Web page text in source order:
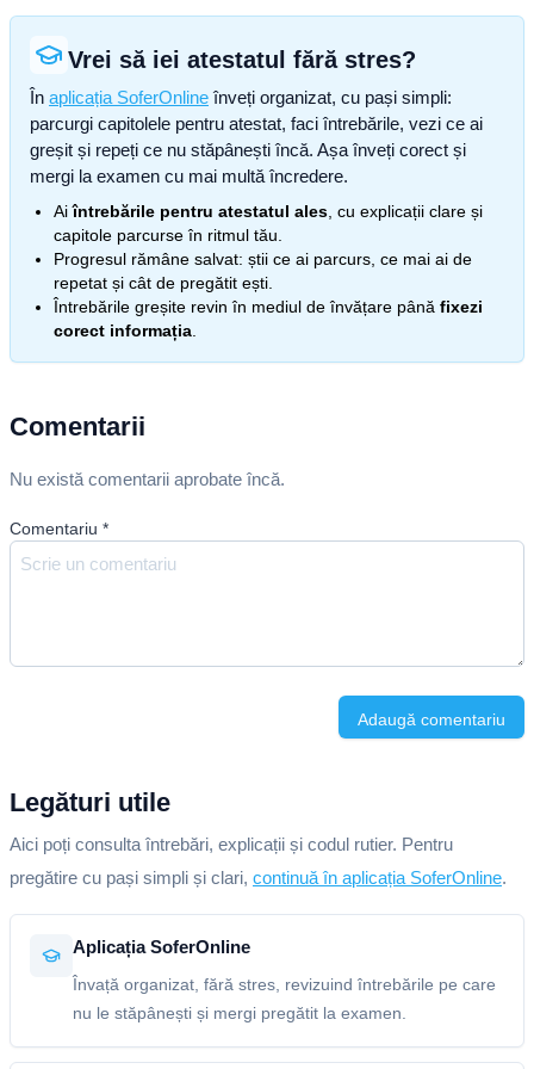
Vrei să iei atestatul fără stres?
În aplicația SoferOnline înveți organizat, cu pași simpli:
parcurgi capitolele pentru atestat, faci întrebările, vezi ce ai
greșit și repeți ce nu stăpânești încă. Așa înveți corect și
mergi la examen cu mai multă încredere.
Aiîntrebările pentru atestatul ales , cu explicații clare și
capitole parcurse în ritmul tău.
Progresul rămâne salvat: știi ce ai parcurs, ce mai ai de
repetat și cât de pregătit ești.
Întrebările greșite revin în mediul de învățare până fixezi
corect informația
Comentarii
Nu există comentarii aprobate încă.
Comentariu *
Adaugă comentariu
Legături utile
Aici poți consulta întrebări, explicații și codul rutier. Pentru
pregătire cu pași simpli și clari, continuă în aplicația SoferOnline.
Aplicația SoferOnline
Învață organizat, fără stres, revizuind întrebările pe care
nu le stăpânești și mergi pregătit la examen.